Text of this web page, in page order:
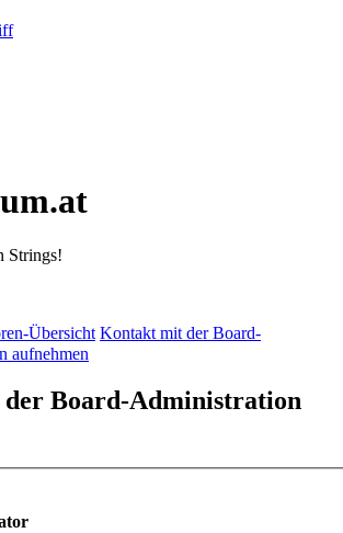
Strings!
Übersicht Kontakt mit der Board-
aufnehmen
Board-Administration